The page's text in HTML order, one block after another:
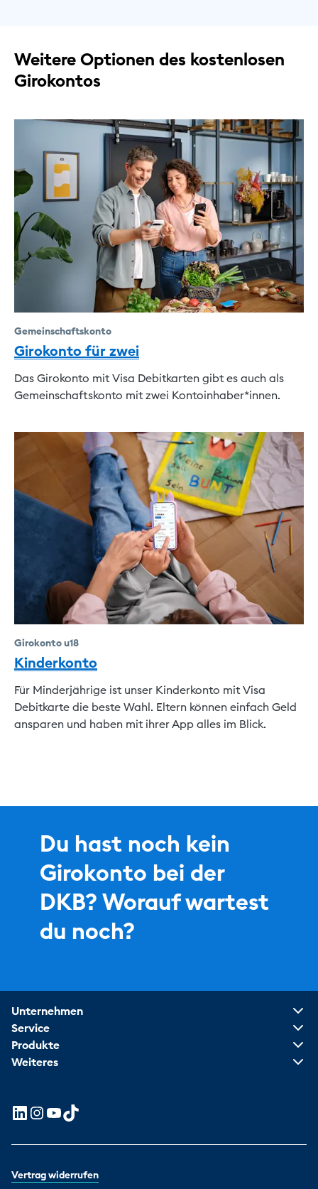
Weitere Optionen des kostenlosen
Girokontos
Gemeinschaftskonto
Girokonto für zwei
Das Girokonto mit Visa Debitkarten gibt es auch als
Gemeinschaftskonto mit zwei Kontoinhaber*innen.
Girokonto u18
Kinderkonto
Für Minderjährige ist unser Kinderkonto mit Visa
Debitkarte die beste Wahl. Eltern können einfach Geld
ansparen und haben mit ihrer App alles im Blick.
Du hast noch kein
Girokonto bei der
DKB? Worauf wartest
du noch?
Unternehmen
Service
Produkte
Weiteres
Vertrag widerrufen